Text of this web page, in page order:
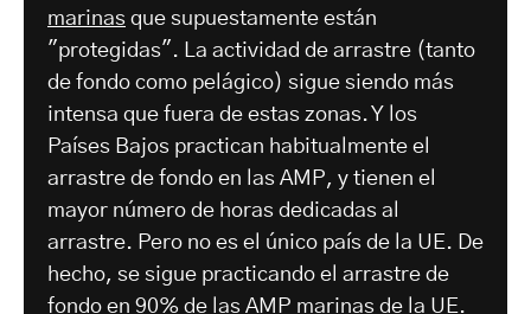
marinas que supuestamente están
"protegidas". La actividad de arrastre (tanto
de fondo como pelágico) sigue siendo más
intensa que fuera de estas zonas. Y los
Países Bajos practican habitualmente el
arrastre de fondo en las AMP, y tienen el
mayor número de horas dedicadas al
arrastre. Pero no es el único país de la UE. De
hecho, se sigue practicando el arrastre de
fondo en 90% de las AMP marinas de la UE.